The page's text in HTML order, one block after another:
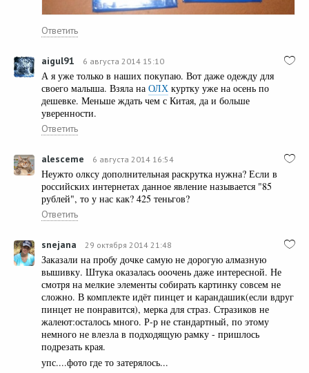
Ответить
aigul91 6 августа 2014 15:10
А я уже только в наших покупаю. Вот даже одежду для
своего малыша. Взяла на ОЛХ куртку уже на осень по
дешевке. Меньше ждать чем с Китая, да и больше
уверенности.
Ответить
alesceme 6 августа 2014 16:54
Неужто олксу дополнительная раскрутка нужна? Если в
российских интернетах данное явление называется "85
рублей", то у нас как? 425 теньгов?
Ответить
snejana 29 октября 2014 21:48
Заказали на пробу дочке самую не дорогую алмазную
вышивку. Штука оказалась ооочень даже интересной. Не
смотря на мелкие элементы собирать картинку совсем не
сложно. В комплекте идёт пинцет и карандашик(если вдруг
пинцет не понравится), мерка для страз. Стразиков не
жалеют:осталось много. Р-р не стандартный, по этому
немного не влезла в подходящую рамку - пришлось
подрезать края.
упс....фото где то затерялось...